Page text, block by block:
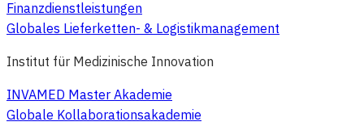
Finanzdienstleistungen
Globales Lieferketten- & Logistikmanagement
Institut für Medizinische Innovation
INVAMED Master Akademie
Globale Kollaborationsakademie